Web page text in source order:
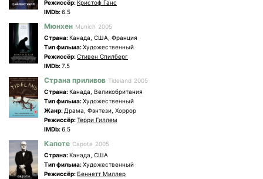
Режиссёр:Кристоф Ганс
IMDb:6.5
Мюнхен Munich 2005
Страна:Канада, США, Франция
Tип фильма:Художественный
Режиссёр:Стивен Спилберг
IMDb:7.5
Страна приливов Tideland 2005
Страна:Канада, Великобритания
Tип фильма:Художественный
Жанр: Драма, Фэнтези, Хоррор
Режиссёр:Терри Гиллем
IMDb:6.5
Капоте Capote 2005
Страна:Канада, США
Tип фильма:Художественный
Режиссёр:Беннетт Миллер